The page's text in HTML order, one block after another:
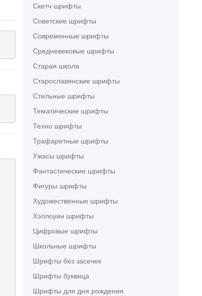
Скетч шрифты
Советские шрифты
Современные шрифты
Средневековые шрифты
Старая школа
Старославянские шрифты
Стильные шрифты
Тематические шрифты
Техно шрифты
Трафаретные шрифты
Ужасы шрифты
Фантастические шрифты
Фигуры шрифты
Художественные шрифты
Хэллоуин шрифты
Цифровые шрифты
Школьные шрифты
Шрифты без засечек
Шрифты буквица
Шрифты для дня рождения